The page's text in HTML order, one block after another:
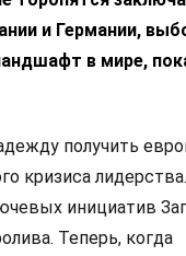
и Германии,
в мире,
получить
кризиса лидерства.
инициатив
Теперь, когда